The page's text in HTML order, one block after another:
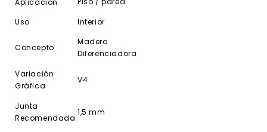
Uso
Interior
Concepto
Madera
Diferenciadora
Variación
Gráfica
V4
Junta
Recomendada
1,5 mm